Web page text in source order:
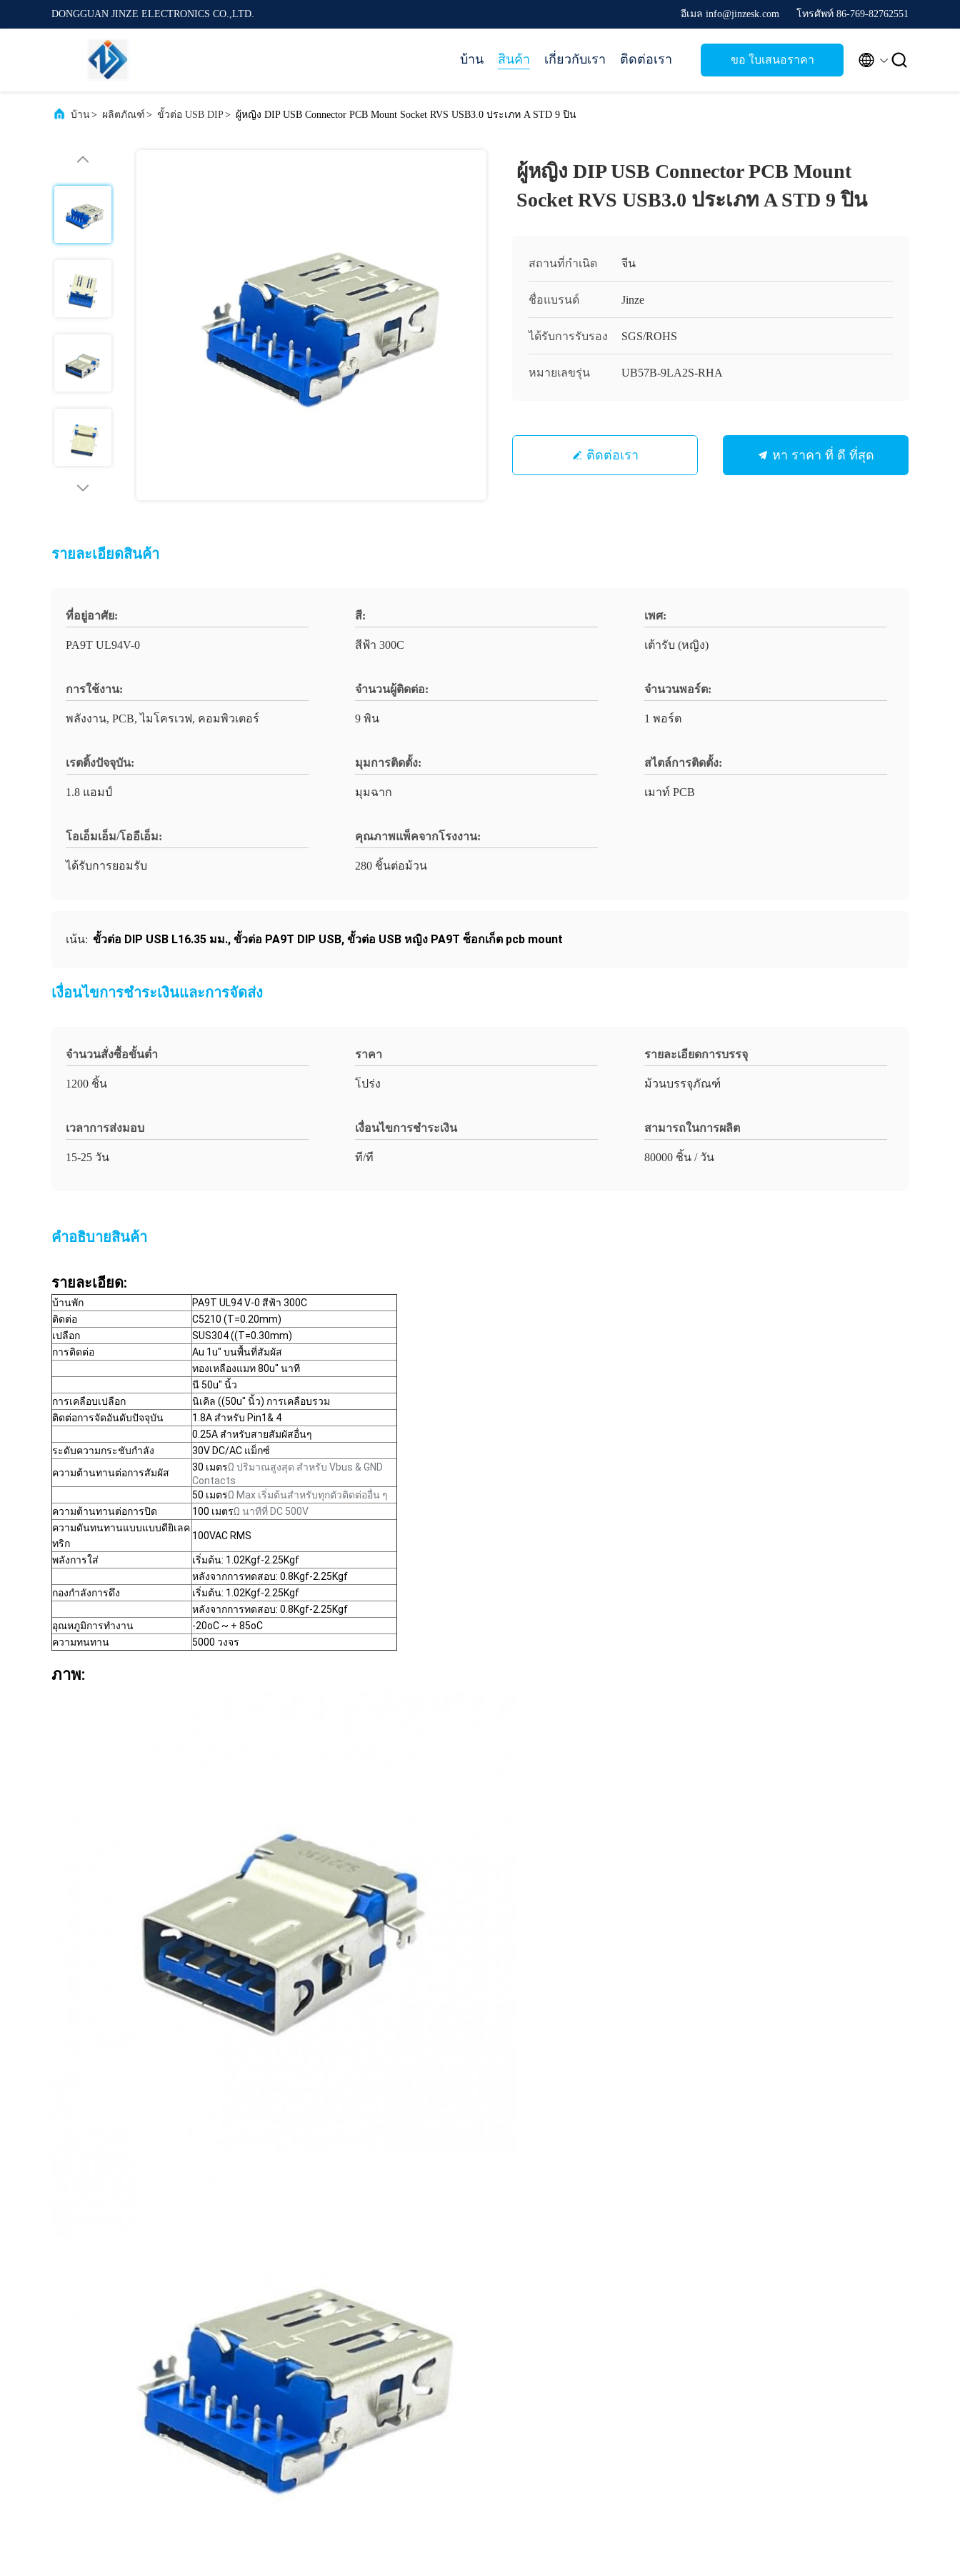
DONGGUAN JINZE ELECTRONICS CO.,LTD. อีเมล info@jinzesk.com โทรศัพท์ 86-769-82762551
บ้าน สินค้า เกี่ยวกับเรา ติดต่อเรา ขอ ใบเสนอราคา  
บ้าน> ผลิตภัณฑ์ > ขั้วต่อ USB DIP> ผู้หญิง DIP USB Connector PCB Mount Socket RVS USB3.0 ประเภท A STD 9 ปิน
ผู้หญิง DIP USB Connector PCB Mount
Socket RVS USB3.0 ประเภท A STD 9 ปิน
สถานที่กำเนิด จีน
ชื่อแบรนด์ Jinze
ได้รับการรับรอง SGS/ROHS
หมายเลขรุ่น UB57B-9LA2S-RHA
ติดต่อเรา หา ราคา ที่ ดี ที่สุด
รายละเอียดสินค้า
ที่อยู่อาศัย:
PA9T UL94V-0
สี:
สีฟ้า 300C
เพศ:
เต้ารับ (หญิง)
การใช้งาน:
พลังงาน, PCB, ไมโครเวฟ, คอมพิวเตอร์
จํานวนผู้ติดต่อ:
9 พิน
จำนวนพอร์ต:
1 พอร์ต
เรตติ้งปัจจุบัน:
1.8 แอมป์
มุมการติดตั้ง:
มุมฉาก
สไตล์การติดตั้ง:
เมาท์ PCB
โอเอ็มเอ็ม/โออีเอ็ม:
ได้รับการยอมรับ
คุณภาพแพ็คจากโรงงาน:
280 ชิ้นต่อม้วน
เน้น: ขั้วต่อ DIP USB L16.35 มม., ขั้วต่อ PA9T DIP USB, ขั้วต่อ USB หญิง PA9T ซ็อกเก็ต pcb mount
เงื่อนไขการชําระเงินและการจัดส่ง
จำนวนสั่งซื้อขั้นต่ำ
1200 ชิ้น
ราคา
โปร่ง
รายละเอียดการบรรจุ
ม้วนบรรจุภัณฑ์
เวลาการส่งมอบ
15-25 วัน
เงื่อนไขการชำระเงิน
ที/ที
สามารถในการผลิต
80000 ชิ้น / วัน
คําอธิบายสินค้า
รายละเอียด:
บ้านพัก
PA9T UL94 V-0 สีฟ้า 300C
ติดต่อ
C5210 (T=0.20mm)
เปลือก
SUS304 ((T=0.30mm)
การติดต่อ
Au 1u" บนพื้นที่สัมผัส
ทองเหลืองแมท 80u" นาที
นี 50u" นิ้ว
การเคลือบเปลือก
นิเคิล ((50u" นิ้ว) การเคลือบรวม
ติดต่อการจัดอันดับปัจจุบัน
1.8A สําหรับ Pin1& 4
0.25A สําหรับสายสัมผัสอื่นๆ
ระดับความกระชับกําลัง
30V DC/AC แม็กซ์
ความต้านทานต่อการสัมผัส
30 เมตรΩ ปริมาณสูงสุด สําหรับ Vbus & GND
Contacts
50 เมตรΩ Max เริ่มต้นสําหรับทุกตัวติดต่ออื่น ๆ
ความต้านทานต่อการปิด
100 เมตรΩ นาทีที่ DC 500V
ความดันทนทานแบบแบบดียิเลค
ทริก
100VAC RMS
พลังการใส่
เริ่มต้น: 1.02Kgf-2.25Kgf
หลังจากการทดสอบ: 0.8Kgf-2.25Kgf
กองกําลังการดึง
เริ่มต้น: 1.02Kgf-2.25Kgf
หลังจากการทดสอบ: 0.8Kgf-2.25Kgf
อุณหภูมิการทํางาน
-20oC ~ + 85oC
ความทนทาน
5000 วงจร
ภาพ: